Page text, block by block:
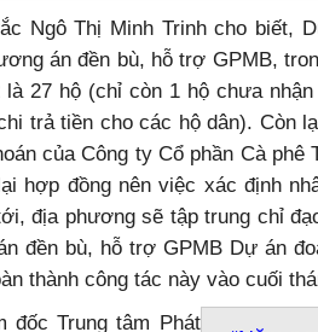
Ngô Thị Minh Trinh cho biết,
án đền bù, hỗ trợ GPMB,
27 hộ (chỉ còn 1 hộ chưa
trả tiền cho các hộ dân). Còn
của Công ty Cổ phần Cà phê
hợp đồng nên việc xác định
địa phương sẽ tập trung chỉ
đền bù, hỗ trợ GPMB Dự án
thành công tác này vào cuối
đốc Trung tâm Phát